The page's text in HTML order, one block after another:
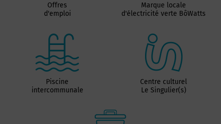
Offres
d'emploi
Marque locale
d'électricité verte BôWatts
Piscine
intercommunale
Centre culturel
Le Singulier(s)